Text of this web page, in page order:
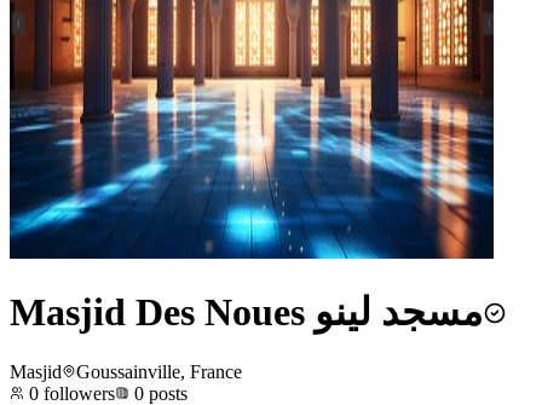
Masjid Des Noues مسجد لينو
Masjid
Goussainville, France
0 followers 0 posts